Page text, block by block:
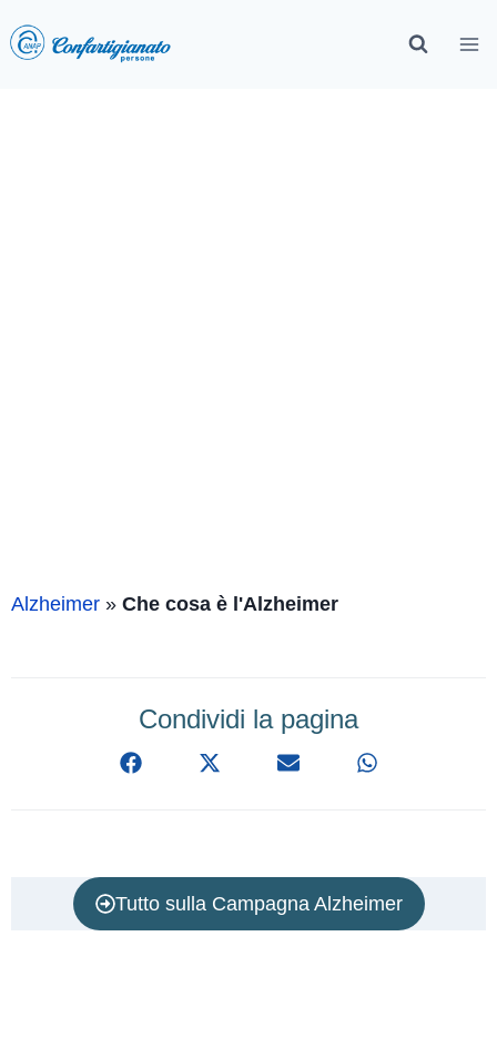
Alzheimer » Che cosa è l'Alzheimer
Condividi la pagina
Tutto sulla Campagna Alzheimer